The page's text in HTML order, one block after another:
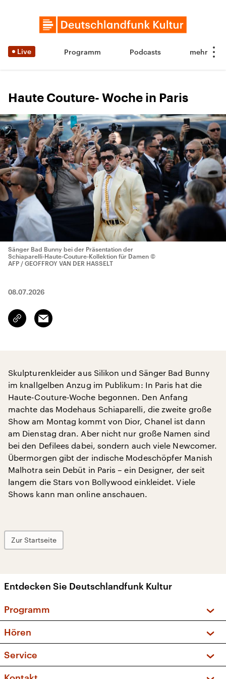
Live Programm Podcasts
Haute Couture- Woche in Paris
Sänger Bad Bunny bei der Präsentation der
Schiaparelli-Haute-Couture-Kollektion für Damen ©
AFP / GEOFFROY VAN DER HASSELT
08.07.2026
Link
kopieren/teilen
Email
Skulpturenkleider aus Silikon und Sänger Bad Bunny
im knallgelben Anzug im Publikum: In Paris hat die
Haute-Couture-Woche begonnen. Den Anfang
machte das Modehaus Schiaparelli, die zweite große
Show am Montag kommt von Dior, Chanel ist dann
am Dienstag dran. Aber nicht nur große Namen sind
bei den Defilees dabei, sondern auch viele Newcomer.
Übermorgen gibt der indische Modeschöpfer Manish
Malhotra sein Debüt in Paris – ein Designer, der seit
langem die Stars von Bollywood einkleidet. Viele
Shows kann man online anschauen.
Zur Startseite
Entdecken Sie Deutschlandfunk Kultur
Programm
Sendungen und Podcasts
Musikliste
Kakadu – Das Kinderprogramm
Hören
Frequenzen (UKW + DAB+)
Service
FAQ